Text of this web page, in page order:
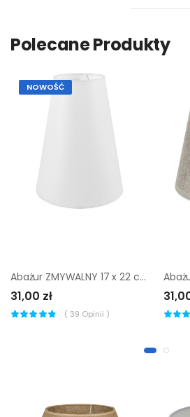
Polecane Produkty
NOWOŚĆ
Abażur ZMYWALNY 17 x 22 cm tkanina biały E27
31,00 zł
( 39 Opinii )